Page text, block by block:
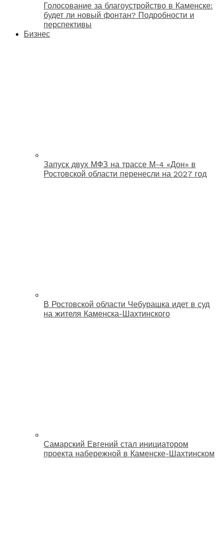
Голосование за благоустройство в Каменске:
будет ли новый фонтан? Подробности и
перспективы
Бизнес
Запуск двух МФЗ на трассе М-4 «Дон» в
Ростовской области перенесли на 2027 год
В Ростовской области Чебурашка идет в суд
на жителя Каменска-Шахтинского
Самарский Евгений стал инициатором
проекта набережной в Каменске-Шахтинском